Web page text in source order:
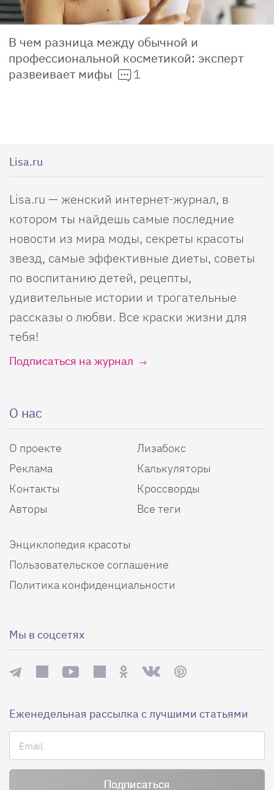
В чем разница между обычной и
профессиональной косметикой: эксперт
развеивает мифы
1
Lisa.ru
Lisa.ru — женский интернет-журнал, в
котором ты найдешь самые последние
новости из мира моды, секреты красоты
звезд, самые эффективные диеты, советы
по воспитанию детей, рецепты,
удивительные истории и трогательные
рассказы о любви. Все краски жизни для
тебя!
Подписаться на журнал
О нас
О проекте
Реклама
Контакты
Авторы
Лизабокс
Калькуляторы
Кроссворды
Все теги
Энциклопедия красоты
Пользовательское соглашение
Политика конфиденциальности
Мы в соцсетях
Еженедельная рассылка с лучшими статьями